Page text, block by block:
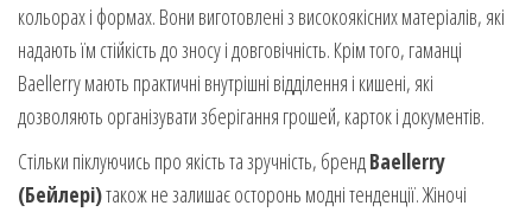
кольорах і формах. Вони виготовлені з високоякісних матеріалів, які
надають їм стійкість до зносу і довговічність. Крім того, гаманці
Baellerry мають практичні внутрішні відділення і кишені, які
дозволяють організувати зберігання грошей, карток і документів.
Стільки піклуючись про якість та зручність, брендBaellerry
(Бейлері)також не залишає осторонь модні тенденції. Жіночі